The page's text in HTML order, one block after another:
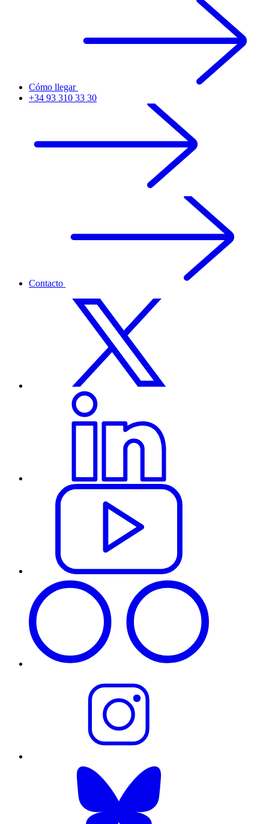
Cómo llegar
+34 93 310 33 30
Contacto